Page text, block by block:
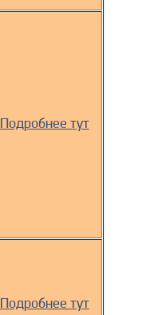
Подробнее тут
Подробнее тут